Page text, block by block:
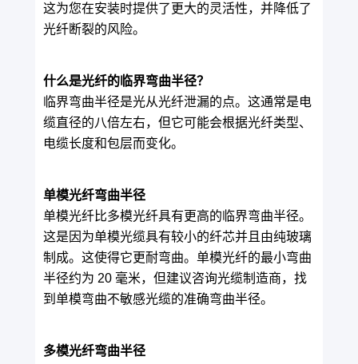
这为您在安装时提供了更大的灵活性，并降低了
光纤断裂的风险。
什么是光纤的临界弯曲半径？
临界弯曲半径是光从光纤泄漏的点。这通常是电
缆直径的八倍左右，但它可能会根据光纤类型、
电缆长度和包层而变化。
单模光纤弯曲半径
单模光纤比多模光纤具有更高的临界弯曲半径。
这是因为单模光缆具有较小的纤芯并且由纯玻璃
制成。这使得它更耐弯曲。单模光纤的最小弯曲
半径约为 20 毫米，但建议咨询光缆制造商，找
到单模弯曲不敏感光缆的准确弯曲半径。
多模光纤弯曲半径